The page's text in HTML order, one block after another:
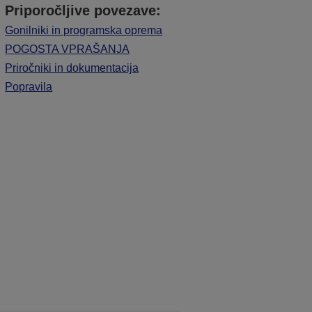
Priporočljive povezave:
Gonilniki in programska oprema
POGOSTA VPRAŠANJA
Priročniki in dokumentacija
Popravila